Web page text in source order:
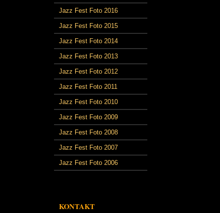
Jazz Fest Foto 2016
Jazz Fest Foto 2015
Jazz Fest Foto 2014
Jazz Fest Foto 2013
Jazz Fest Foto 2012
Jazz Fest Foto 2011
Jazz Fest Foto 2010
Jazz Fest Foto 2009
Jazz Fest Foto 2008
Jazz Fest Foto 2007
Jazz Fest Foto 2006
KONTAKT